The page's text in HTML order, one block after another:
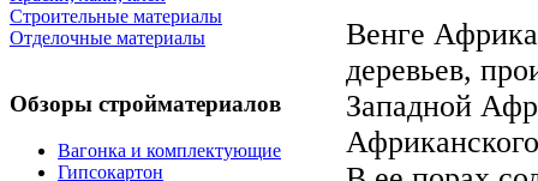
Строительные материалы
Отделочные материалы
Обзоры стройматериалов
Вагонка и комплектующие
Гипсокартон
Венге
деревьев,
Западной